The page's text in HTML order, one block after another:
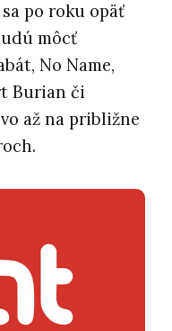
po roku opäť
môcť
No Name,
Burian či
až na približne